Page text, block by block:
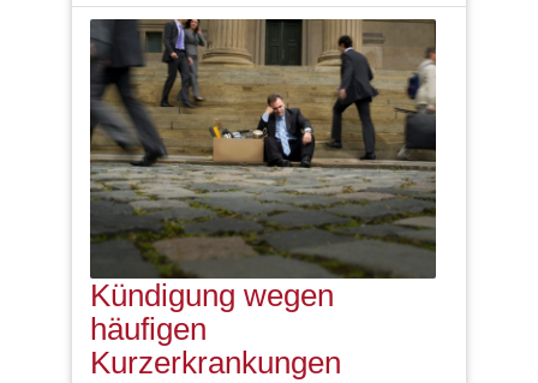
Kündigung wegen
häufigen
Kurzerkrankungen